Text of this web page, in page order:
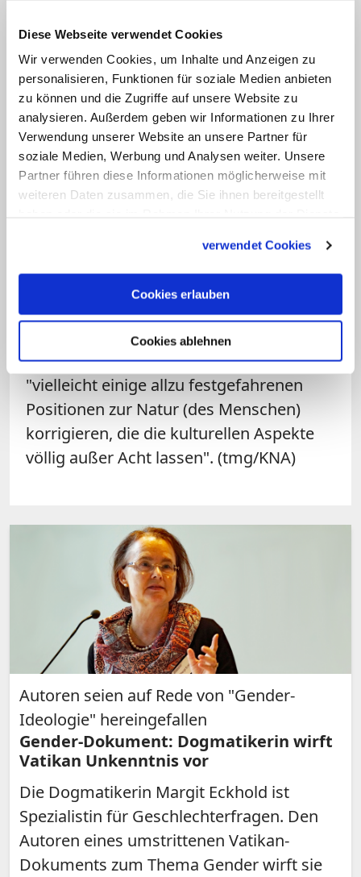
Diese Webseite verwendet Cookies
Wir verwenden Cookies, um Inhalte und Anzeigen zu
personalisieren, Funktionen für soziale Medien anbieten
zu können und die Zugriffe auf unsere Website zu
analysieren. Außerdem geben wir Informationen zu Ihrer
Verwendung unserer Website an unsere Partner für
soziale Medien, Werbung und Analysen weiter. Unsere
Partner führen diese Informationen möglicherweise mit
weiteren Daten zusammen, die Sie ihnen bereitgestellt
verwendet Cookies
Cookies erlauben
Cookies ablehnen
Verteidigungshaltung zu verschanzen,
die diejenigen ausschließt, die anders
denken, obwohl doch unsere Schulen
offen für den Dialog sind."
Vielerorts würden Verantwortliche von
Bildungseinrichtungen mit einer Gender-
Ideologie konfrontiert, die "in extremster
zwischen Mann und Frau leugnet".
Slogans, ohne sich auf wissenschaftliche
Beweise oder eine rationale Begründung
stützen zu können", kritisierte Versaldi.
Umgekehrt müsse auch die Kirche
"vielleicht einige allzu festgefahrenen
Positionen zur Natur (des Menschen)
korrigieren, die die kulturellen Aspekte
völlig außer Acht lassen". (tmg/KNA)
Autoren seien auf Rede von "Gender-
Ideologie" hereingefallen
Gender-Dokument: Dogmatikerin wirft
Vatikan Unkenntnis vor
Die Dogmatikerin Margit Eckhold ist
Spezialistin für Geschlechterfragen. Den
Autoren eines umstrittenen Vatikan-
Dokuments zum Thema Gender wirft sie